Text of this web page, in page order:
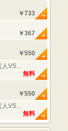
￥733
￥367
￥550
人VS…
無料
￥550
人VS…
無料